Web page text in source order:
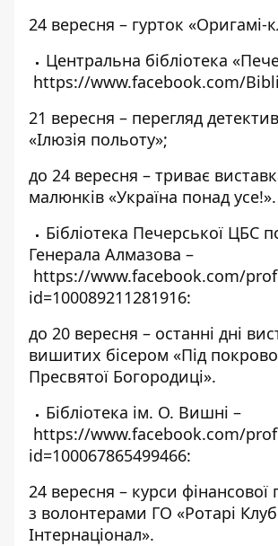
24 вересня – гурток «Оригамі-
Центральна бібліотека
https://www.facebook.com/
21 вересня – перегляд
«Ілюзія польоту»;
до 24 вересня – триває
малюнків «Україна понад усе!».
Бібліотека Печерської ЦБС
Генерала Алмазова –
https://www.facebook.com/
id=100089211281916:
до 20 вересня – останні дні
вишитих бісером «Під
Пресвятої Богородиці».
Бібліотека ім. О. Вишні –
https://www.facebook.com/
id=100067865499466:
24 вересня – курси фінансової
з волонтерами ГО «Ротарі
Інтернаціонал».